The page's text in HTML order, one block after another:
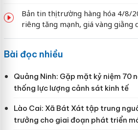
Bản tin thị trường hàng hóa 4/8/
riêng tăng mạnh, giá vàng giằng
Bài đọc nhiều
Quảng Ninh: Gặp mặt kỷ niệm 70
thống lực lượng cảnh sát kinh tế
Lào Cai: Xã Bát Xát tập trung
trưởng cho giai đoạn phát triển